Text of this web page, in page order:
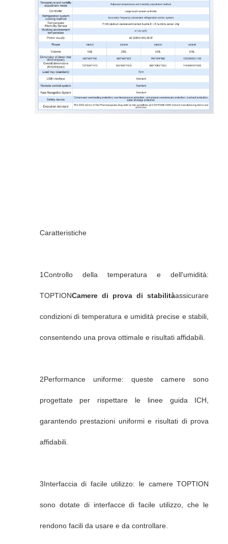
Caratteristiche
1Controllo della temperatura e dell'umidità:
TOPTIONCamere di prova di stabilitàassicurare
condizioni di temperatura e umidità precise e stabili,
consentendo una prova ottimale e risultati affidabili.
2Performance uniforme: queste camere sono
progettate per rispettare le linee guida ICH,
garantendo prestazioni uniformi e risultati di prova
affidabili.
3Interfaccia di facile utilizzo: le camere TOPTION
sono dotate di interfacce di facile utilizzo, che le
rendono facili da usare e da controllare.